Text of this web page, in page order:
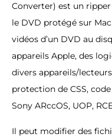
Converter) est un
le DVD protégé sur
vidéos d’un DVD au
appareils Apple, des
divers appareils/
protection de CSS,
Sony ARccOS, UOP,
Il peut modifier des